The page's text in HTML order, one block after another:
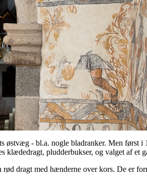
østvæg - bl.a. nogle bladranker. Men først
pludderbukser, og valget af et
dragt med hænderne over kors. De er